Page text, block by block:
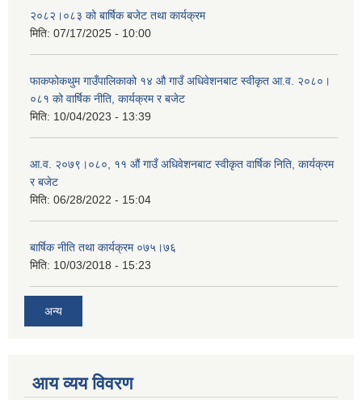
२०८२।०८३ को बार्षिक बजेट तथा कार्यक्रम
मिति: 07/17/2025 - 10:00
फाकफोकथुम गाउँपालिकाको १४ औ गाउँ अधिवेशनबाट स्वीकृत आ.व. २०८०।
०८१ को वार्षिक नीति, कार्यक्रम र बजेट
मिति: 10/04/2023 - 13:39
आ.व. २०७९।०८०, ११ औं गाउँ अधिवेशनबाट स्वीकृत वार्षिक निति, कार्यक्रम
र बजेट
मिति: 06/28/2022 - 15:04
बार्षिक नीति तथा कार्यक्रम ०७५।७६
मिति: 10/03/2018 - 15:23
अन्य
आय व्यय विवरण